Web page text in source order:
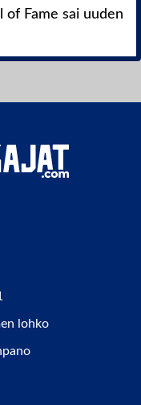
of Fame sai uuden
lohko